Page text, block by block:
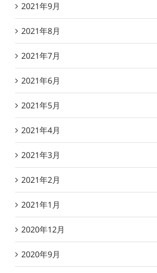
2021年9月
2021年8月
2021年7月
2021年6月
2021年5月
2021年4月
2021年3月
2021年2月
2021年1月
2020年12月
2020年9月